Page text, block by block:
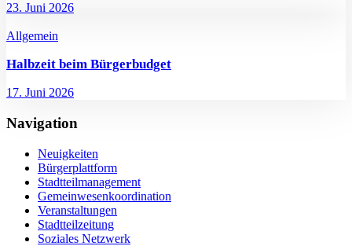
23. Juni 2026
Allgemein
Halbzeit beim Bürgerbudget
17. Juni 2026
Navigation
Neuigkeiten
Bürgerplattform
Stadtteilmanagement
Gemeinwesenkoordination
Veranstaltungen
Stadtteilzeitung
Soziales Netzwerk